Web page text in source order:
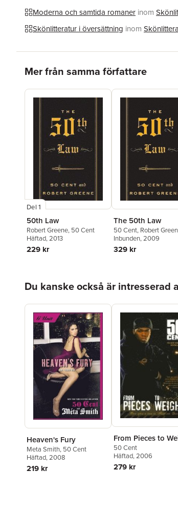
Moderna och samtida romaner inom
Skönlitteratur i översättning inom
Mer från samma författare
Del 1
50th Law
Robert Greene, 50 Cent
Häftad, 2013
229 kr
The 50th Law
50 Cent, Robert
Inbunden, 2009
329 kr
Du kanske också är intresserad
Heaven's Fury
Meta Smith, 50 Cent
Häftad, 2008
219 kr
From Pieces to
50 Cent
Häftad, 2006
279 kr